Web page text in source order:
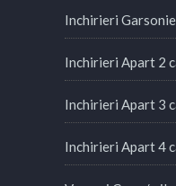
Inchirieri
Inchirieri Apart 2
Inchirieri Apart 3
Inchirieri Apart 4